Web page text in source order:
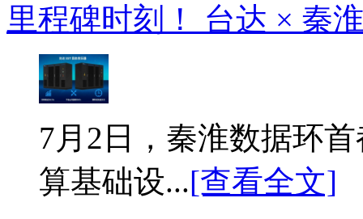
里程碑时刻！ 台达 × 秦
7月2日，秦淮数据环
算基础设...[查看全文]